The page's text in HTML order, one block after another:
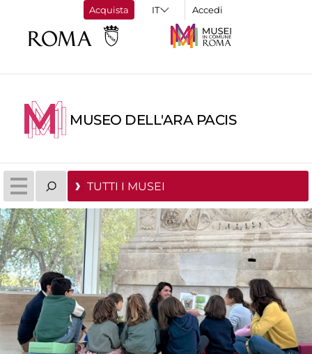
Acquista Accedi
MUSEO DELL'ARA PACIS
TUTTI I MUSEI